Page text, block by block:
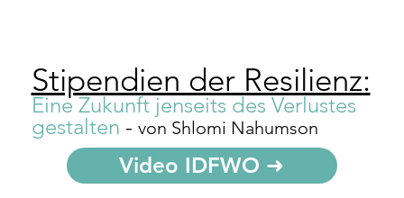
Stipendien der Resilienz:
Eine Zukunft jenseits des Verlustes
gestalten - von Shlomi Nahumson
Video IDFWO ➜